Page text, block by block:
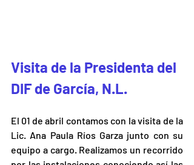
Visita de la Presidenta del
DIF de García, N.L.
El 01 de abril contamos con la visita de la
Lic. Ana Paula Ríos Garza junto con su
equipo a cargo. Realizamos un recorrido